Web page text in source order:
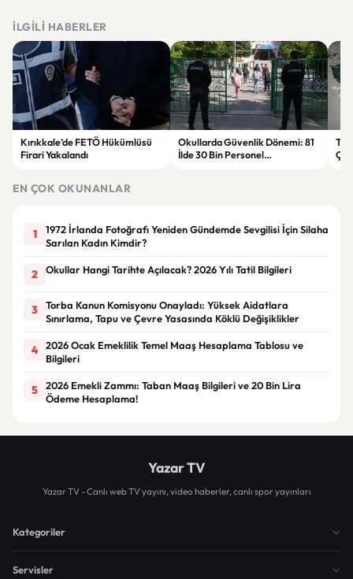
İLGILI HABERLER
Kırıkkale’de FETÖ Hükümlüsü
Firari Yakalandı
Okullarda Güvenlik Dönemi: 81
İlde 30 Bin Personel
EN ÇOK OKUNANLAR
1
1972 İrlanda Fotoğrafı Yeniden Gündemde Sevgilisi İçin Silaha
Sarılan Kadın Kimdir?
2 Okullar Hangi Tarihte Açılacak? 2026 Yılı Tatil Bilgileri
3
Torba Kanun Komisyonu Onayladı: Yüksek Aidatlara
Sınırlama, Tapu ve Çevre Yasasında Köklü Değişiklikler
4
2026 Ocak Emeklilik Temel Maaş Hesaplama Tablosu ve
Bilgileri
5
2026 Emekli Zammı: Taban Maaş Bilgileri ve 20 Bin Lira
Ödeme Hesaplama!
Yazar TV
Yazar TV - Canlı web TV yayını, video haberler, canlı spor yayınları
Kategoriler
Servisler